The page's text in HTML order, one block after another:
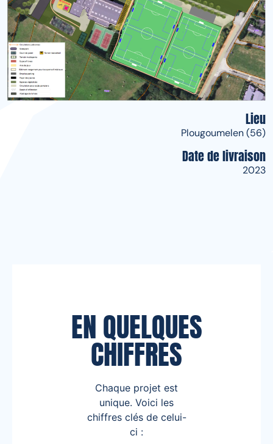
Lieu
Plougoumelen (56)
Date de livraison
2023
EN QUELQUES
CHIFFRES
Chaque projet est
unique. Voici les
chiffres clés de celui-
ci :